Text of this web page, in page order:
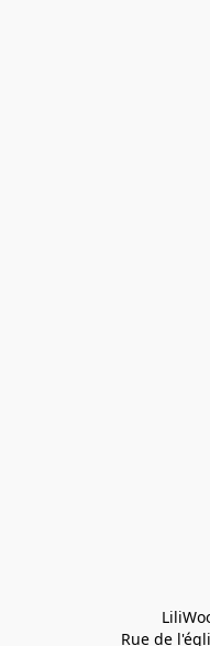
Rue de